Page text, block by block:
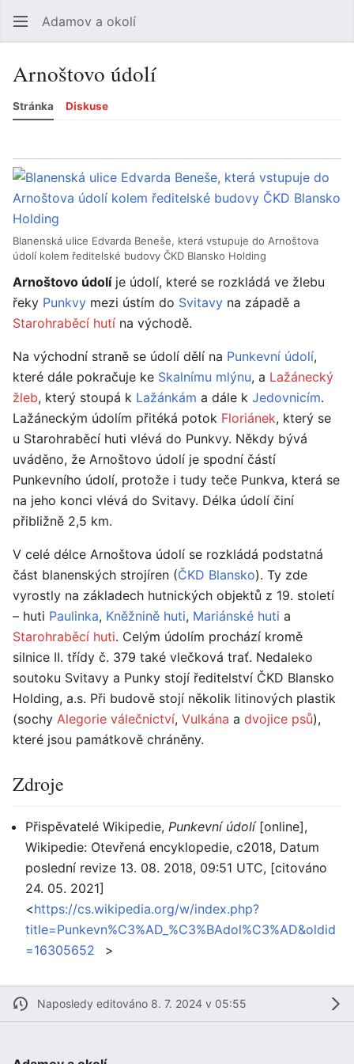
Adamov a okolí
Arnoštovo údolí
Stránka Diskuse
Blanenská ulice Edvarda Beneše, která vstupuje do Arnoštova
údolí kolem ředitelské budovy ČKD Blansko Holding
Arnoštovo údolíje údolí, které se rozkládá ve žlebu
řeky Punkvy mezi ústím do Svitavy na západě a
Starohraběcí hutí na východě.
Na východní straně se údolí dělí na Punkevní údolí,
které dále pokračuje ke Skalnímu mlýnu, a Lažánecký
žleb, který stoupá k Lažánkám a dále k Jedovnicím.
Lažáneckým údolím přitéká potok Floriánek, který se
u Starohraběcí huti vlévá do Punkvy. Někdy bývá
uváděno, že Arnoštovo údolí je spodní částí
Punkevního údolí, protože i tudy teče Punkva, která se
na jeho konci vlévá do Svitavy. Délka údolí činí
přibližně 2,5 km.
V celé délce Arnoštova údolí se rozkládá podstatná
část blanenských strojíren (ČKD Blansko). Ty zde
vyrostly na základech hutnických objektů z 19. století
– huti Paulinka, Kněžnině huti, Mariánské huti a
Starohraběcí huti. Celým údolím prochází kromě
silnice II. třídy č. 379 také vlečková trať. Nedaleko
soutoku Svitavy a Punky stojí ředitelství ČKD Blansko
Holding, a.s. Při budově stojí několik litinových plastik
(sochy Alegorie válečnictví, Vulkána a dvojice psů),
které jsou památkově chráněny.
Zdroje
Přispěvatelé Wikipedie, Punkevní údolí[online],
Wikipedie: Otevřená encyklopedie, c2018, Datum
poslední revize 13. 08. 2018, 09:51 UTC, [citováno
24. 05. 2021]
<https://cs.wikipedia.org/w/index.php?
title=Punkevn%C3%AD_%C3%BAdol%C3%AD&oldid
=16305652
>
Naposledy editováno 8. 7. 2024 v 05:55